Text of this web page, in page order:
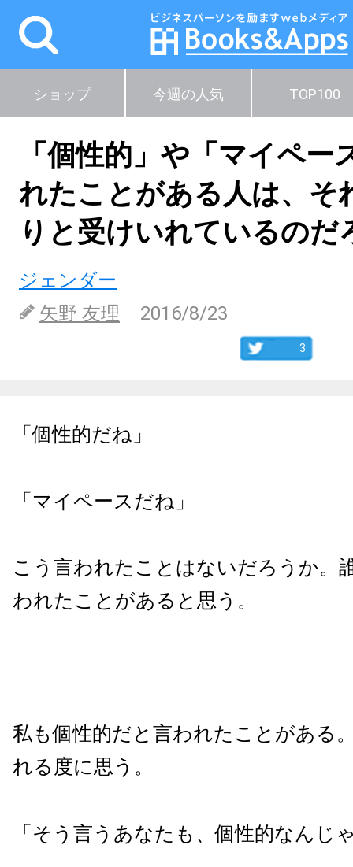
ショップ 今週の人気 TOP100
「個性的」や「マイペー
れたことがある人は、そ
りと受けいれているのだ
ジェンダー
矢野 友理
2016/8/23
3
「個性的だね」
「マイペースだね」
こう言われたことはないだろうか。
われたことがあると思う。
私も個性的だと言われたことがある
れる度に思う。
「そう言うあなたも、個性的なんじ